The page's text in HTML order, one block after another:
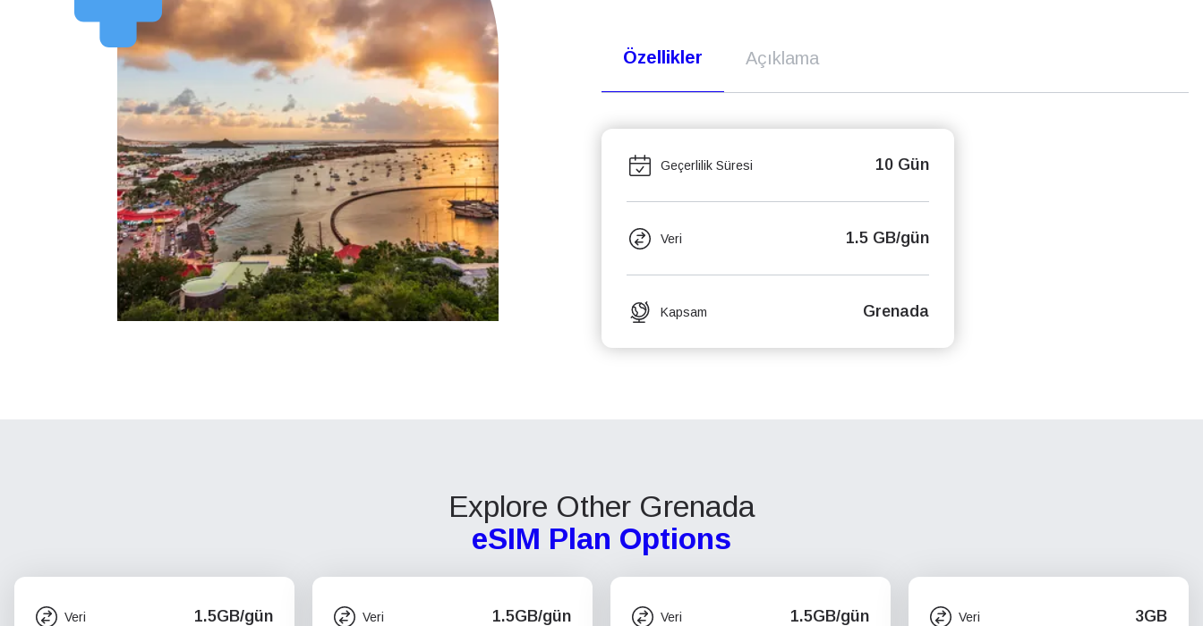
Özellikler Açıklama
Geçerlilik Süresi 10 Gün
Veri 1.5 GB/gün
Kapsam Grenada
Explore Other Grenada
eSIM Plan Options
Veri 1.5GB/gün Veri 1.5GB/gün Veri 1.5GB/gün Veri 3GB